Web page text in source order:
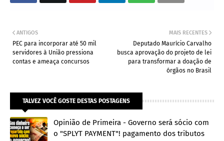
MAIS RECENTES
Deputado Maurício Carvalho
busca aprovação do projeto de lei
para transformar a doação de
órgãos no Brasil
ANTIGOS
PEC para incorporar até 50 mil
servidores à União pressiona
contas e ameaça concursos
TALVEZ VOCÊ GOSTE DESTAS POSTAGENS
Opinião de Primeira - Governo será sócio com
o "SPLYT PAYMENT"! pagamento dos tributos